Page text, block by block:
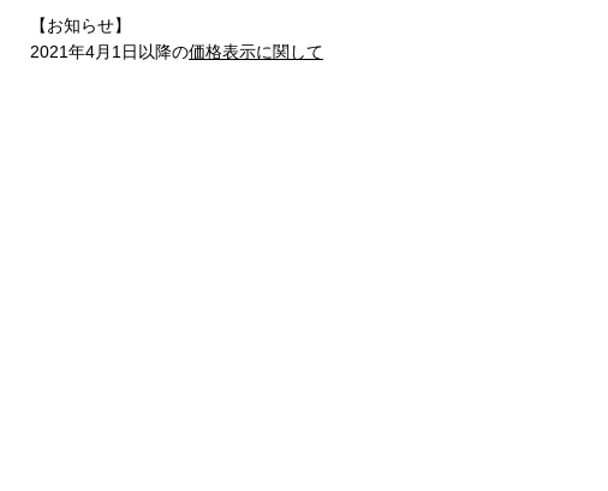
【お知らせ】
2021年4月1日以降の価格表示に関して